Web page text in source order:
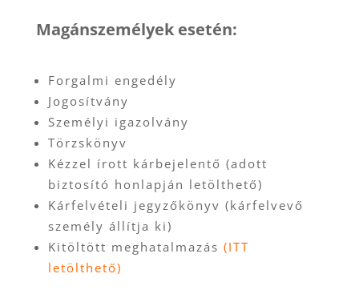
Magánszemélyek esetén:
Forgalmi engedély
Jogosítvány
Személyi igazolvány
Törzskönyv
Kézzel írott kárbejelentő (adott
biztosító honlapján letölthető)
Kárfelvételi jegyzőkönyv (kárfelvevő
személy állítja ki)
Kitöltött meghatalmazás (ITT
letölthető)